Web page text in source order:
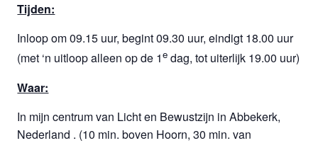
Tijden:
Inloop om 09.15 uur, begint 09.30 uur, eindigt 18.00 uur
(met ‘n uitloop alleen op de 1e dag, tot uiterlijk 19.00 uur)
Waar:
In mijn centrum van Licht en Bewustzijn in Abbekerk,
Nederland . (10 min. boven Hoorn, 30 min. van